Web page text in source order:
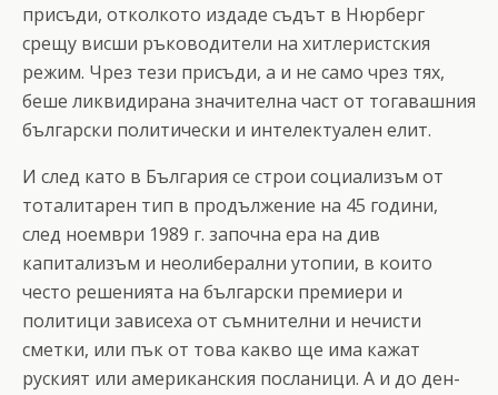
присъди, отколкото издаде съдът в Нюрберг
срещу висши ръководители на хитлеристския
режим. Чрез тези присъди, а и не само чрез тях,
беше ликвидирана значителна част от тогавашния
български политически и интелектуален елит.
И след като в България се строи социализъм от
тоталитарен тип в продължение на 45 години,
след ноември 1989 г. започна ера на див
капитализъм и неолиберални утопии, в които
често решенията на български премиери и
политици зависеха от съмнителни и нечисти
сметки, или пък от това какво ще има кажат
руският или американския посланици. А и до ден-